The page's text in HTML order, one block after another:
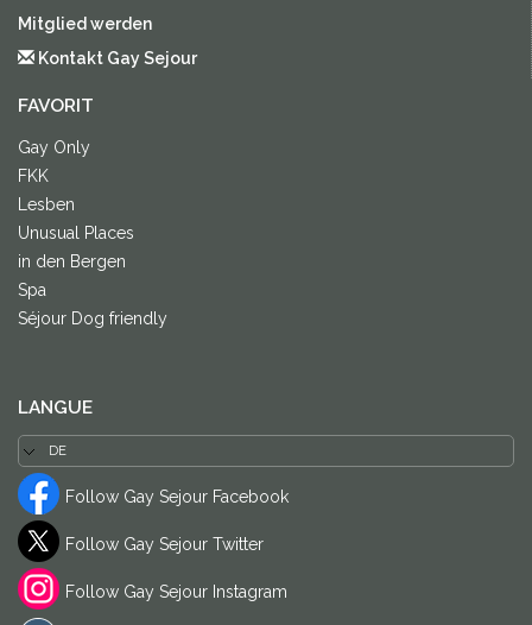
Mitglied werden
Kontakt Gay Sejour
FAVORIT
Gay Only
FKK
Lesben
Unusual Places
in den Bergen
Spa
Séjour Dog friendly
LANGUE
Follow Gay Sejour Facebook
Follow Gay Sejour Twitter
Follow Gay Sejour Instagram